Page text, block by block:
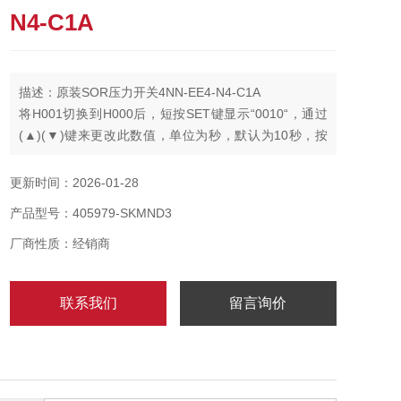
N4-C1A
描述：原装SOR压力开关4NN-EE4-N4-C1A
将H001切换到H000后，短按SET键显示“0010“，通过
(▲)(▼)键来更改此数值，单位为秒，默认为10秒，按
更新时间：2026-01-28
产品型号：405979-SKMND3
厂商性质：经销商
联系我们 留言询价